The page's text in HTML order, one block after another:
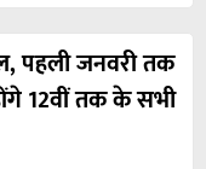
पहली जनवरी तक
12वीं तक के सभी